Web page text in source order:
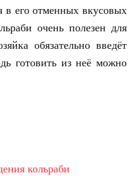
в его отменных вкусовых
очень полезен для
обязательно введёт
готовить из неё можно
кольраби